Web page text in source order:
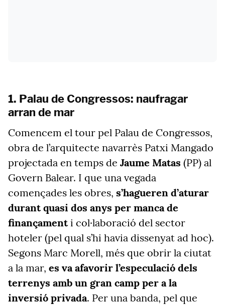
1. Palau de Congressos: naufragar
arran de mar
Comencem el tour pel Palau de Congressos,
obra de l’arquitecte navarrès Patxi Mangado
projectada en temps de Jaume Matas (PP) al
Govern Balear. I que una vegada
començades les obres, s’hagueren d’aturar
durant quasi dos anys per manca de
finançamenti col·laboració del sector
hoteler (pel qual s’hi havia dissenyat ad hoc).
Segons Marc Morell, més que obrir la ciutat
a la mar, es va afavorir l’especulació dels
terrenys amb un gran camp per a la
inversió privada. Per una banda, pel que